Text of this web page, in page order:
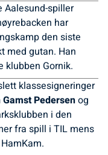
Aalesund-spiller
har
den siste
med gutan. Han
klubben Gornik.
klassesigneringer
Pedersenog
i den
fra spill i TIL mens